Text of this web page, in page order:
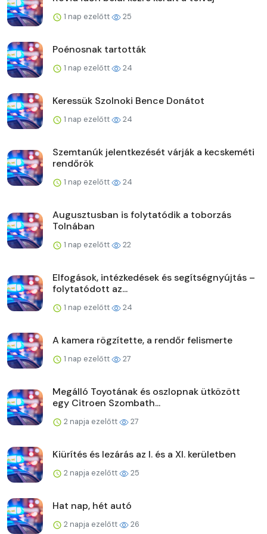
1 nap ezelőtt 25
Poénosnak tartották
1 nap ezelőtt 24
Keressük Szolnoki Bence Donátot
1 nap ezelőtt 24
Szemtanúk jelentkezését várják a kecskeméti
rendőrök
1 nap ezelőtt 24
Augusztusban is folytatódik a toborzás
Tolnában
1 nap ezelőtt 22
Elfogások, intézkedések és segítségnyújtás –
folytatódott az...
1 nap ezelőtt 24
A kamera rögzítette, a rendőr felismerte
1 nap ezelőtt 27
Megálló Toyotának és oszlopnak ütközött
egy Citroen Szombath...
2 napja ezelőtt 27
Kiürítés és lezárás az I. és a XI. kerületben
2 napja ezelőtt 25
Hat nap, hét autó
2 napja ezelőtt 26